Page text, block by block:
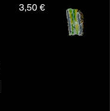
3,50 €